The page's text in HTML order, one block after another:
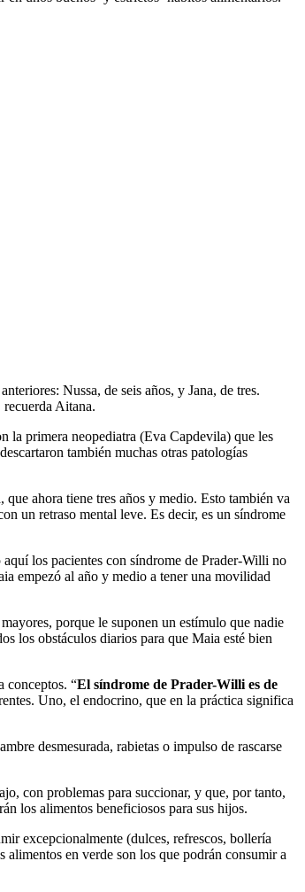
Nussa, de seis años, y Jana, de tres.
Aitana.
la primera neopediatra (Eva Capdevila) que les
también muchas otras patologías
que ahora tiene tres años y medio. Esto también va
un retraso mental leve. Es decir, es un síndrome
los pacientes con síndrome de Prader-Willi no
empezó al año y medio a tener una movilidad
porque le suponen un estímulo que nadie
los obstáculos diarios para que Maia esté bien
conceptos. “El síndrome de Prader-Willi es de
Uno, el endocrino, que en la práctica significa
desmesurada, rabietas o impulso de rascarse
con problemas para succionar, y que, por tanto,
los alimentos beneficiosos para sus hijos.
excepcionalmente (dulces, refrescos, bollería
en verde son los que podrán consumir a